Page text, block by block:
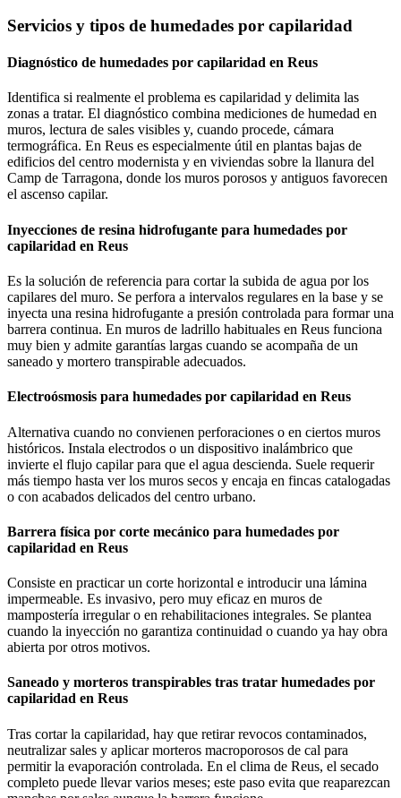
Servicios y tipos de humedades por capilaridad
Diagnóstico de humedades por capilaridad en Reus
Identifica si realmente el problema es capilaridad y delimita las
zonas a tratar. El diagnóstico combina mediciones de humedad en
muros, lectura de sales visibles y, cuando procede, cámara
termográfica. En Reus es especialmente útil en plantas bajas de
edificios del centro modernista y en viviendas sobre la llanura del
Camp de Tarragona, donde los muros porosos y antiguos favorecen
el ascenso capilar.
Inyecciones de resina hidrofugante para humedades por
capilaridad en Reus
Es la solución de referencia para cortar la subida de agua por los
capilares del muro. Se perfora a intervalos regulares en la base y se
inyecta una resina hidrofugante a presión controlada para formar una
barrera continua. En muros de ladrillo habituales en Reus funciona
muy bien y admite garantías largas cuando se acompaña de un
saneado y mortero transpirable adecuados.
Electroósmosis para humedades por capilaridad en Reus
Alternativa cuando no convienen perforaciones o en ciertos muros
históricos. Instala electrodos o un dispositivo inalámbrico que
invierte el flujo capilar para que el agua descienda. Suele requerir
más tiempo hasta ver los muros secos y encaja en fincas catalogadas
o con acabados delicados del centro urbano.
Barrera física por corte mecánico para humedades por
capilaridad en Reus
Consiste en practicar un corte horizontal e introducir una lámina
impermeable. Es invasivo, pero muy eficaz en muros de
mampostería irregular o en rehabilitaciones integrales. Se plantea
cuando la inyección no garantiza continuidad o cuando ya hay obra
abierta por otros motivos.
Saneado y morteros transpirables tras tratar humedades por
capilaridad en Reus
Tras cortar la capilaridad, hay que retirar revocos contaminados,
neutralizar sales y aplicar morteros macroporosos de cal para
permitir la evaporación controlada. En el clima de Reus, el secado
completo puede llevar varios meses; este paso evita que reaparezcan